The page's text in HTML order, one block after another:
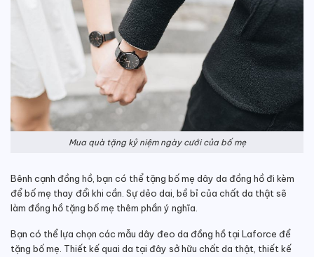
Mua quà tặng kỷ niệm ngày cưới của bố mẹ
Bênh cạnh đồng hồ, bạn có thể tặng bố mẹ dây da đồng hồ đi kèm
để bố mẹ thay đổi khi cần. Sự dẻo dai, bề bỉ của chất da thật sẽ
làm đồng hồ tặng bố mẹ thêm phần ý nghĩa.
Bạn có thể lựa chọn các mẫu dây đeo da đồng hồ tại Laforce để
tặng bố mẹ. Thiết kế quai da tại đây sở hữu chất da thật, thiết kế